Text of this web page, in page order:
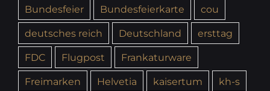
Bundesfeier
Bundesfeierkarte
cou
deutsches reich
Deutschland
ersttag
FDC
Flugpost
Frankaturware
Freimarken
Helvetia kaisertum
kh-s